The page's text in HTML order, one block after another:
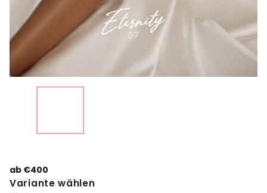
ab €400
Variante wählen